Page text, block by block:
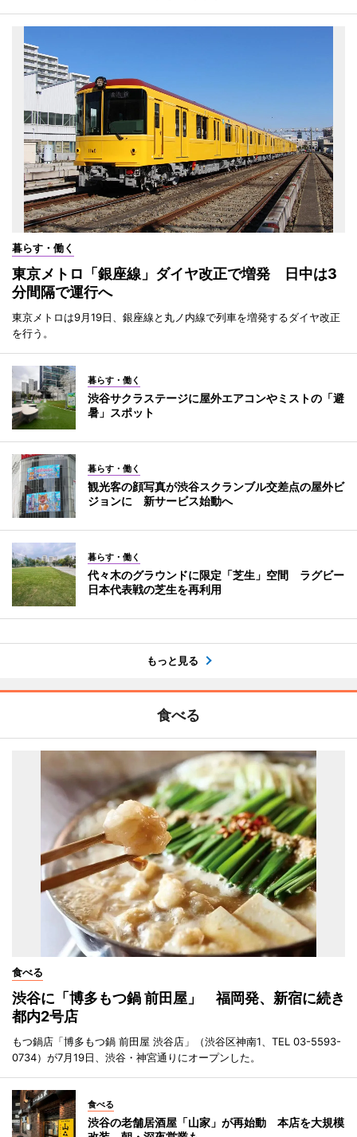
暮らす・働く
東京メトロ「銀座線」ダイヤ改正で増発 日中は3
分間隔で運行へ
東京メトロは9月19日、銀座線と丸ノ内線で列車を増発するダイヤ改正
を行う。
暮らす・働く
渋谷サクラステージに屋外エアコンやミストの「避
暑」スポット
暮らす・働く
観光客の顔写真が渋谷スクランブル交差点の屋外ビ
ジョンに 新サービス始動へ
暮らす・働く
代々木のグラウンドに限定「芝生」空間 ラグビー
日本代表戦の芝生を再利用
もっと見る
食べる
食べる
渋谷に「博多もつ鍋 前田屋」 福岡発、新宿に続き
都内2号店
もつ鍋店「博多もつ鍋 前田屋 渋谷店」（渋谷区神南1、TEL 03-5593-
0734）が7月19日、渋谷・神宮通りにオープンした。
食べる
渋谷の老舗居酒屋「山家」が再始動 本店を大規模